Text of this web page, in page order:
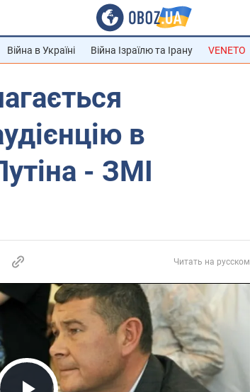
Війна в Україні Війна Ізраїлю та Ірану VENETO
в
- ЗМІ
Читать на русском